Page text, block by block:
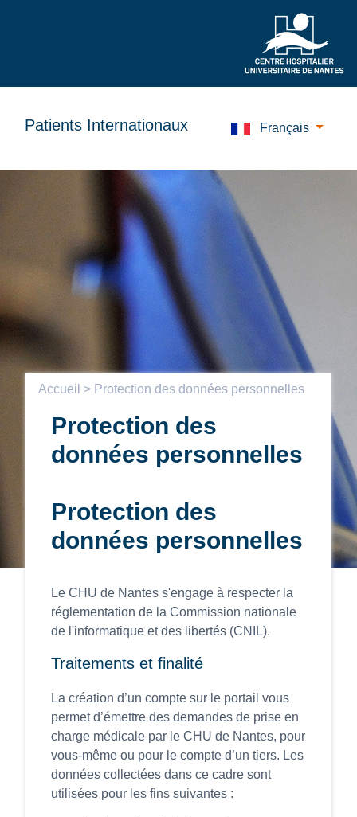
Patients Internationaux Français
Accueil > Protection des données personnelles
Protection des
données personnelles
Protection des
données personnelles
Le CHU de Nantes s'engage à respecter la
réglementation de la Commission nationale
de l'informatique et des libertés (CNIL).
Traitements et finalité
La création d’un compte sur le portail vous
permet d’émettre des demandes de prise en
charge médicale par le CHU de Nantes, pour
vous-même ou pour le compte d’un tiers. Les
données collectées dans ce cadre sont
utilisées pour les fins suivantes :